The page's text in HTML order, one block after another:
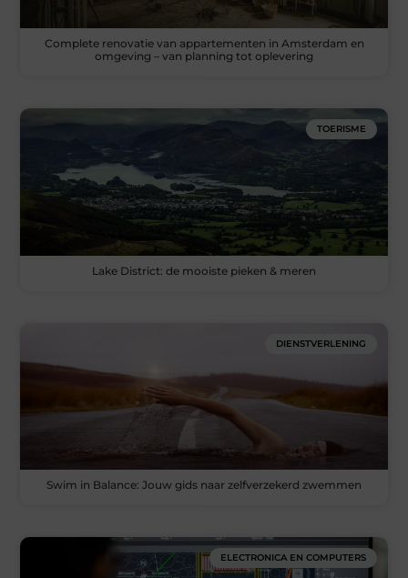
Complete renovatie van appartementen in Amsterdam en
omgeving – van planning tot oplevering
TOERISME
Lake District: de mooiste pieken & meren
DIENSTVERLENING
Swim in Balance: Jouw gids naar zelfverzekerd zwemmen
ELECTRONICA EN COMPUTERS